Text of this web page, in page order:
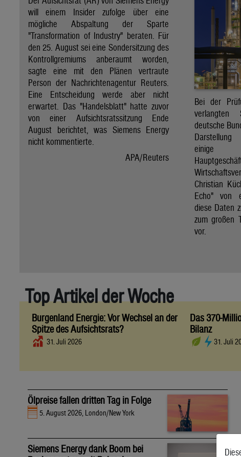
will einem Insider zufolge über eine
mögliche Abspaltung der Sparte
"Transformation of Industry" beraten. Für
den 25. August sei eine Sondersitzung des
Kontrollgremiums anberaumt worden,
sagte eine mit den Plänen vertraute
Person der Nachrichtenagentur Reuters.
Eine Entscheidung werde aber nicht
erwartet. Das "Handelsblatt" hatte zuvor
von einer Aufsichtsratssitzung Ende
August berichtet, was Siemens Energy
nicht kommentierte.
APA/Reuters
Bei der
verlangten
deutsche
einige
Christian
Echo" von
diese Daten
zum großen
vor.
Top Artikel der Woche
Burgenland Energie: Vor Wechsel an der
Spitze des Aufsichtsrats?
31. Juli 2026
Das 370-
Bilanz
31. Juli
Ölpreise fallen dritten Tag in Folge
5. August 2026, London/New York
Siemens Energy dank Boom bei